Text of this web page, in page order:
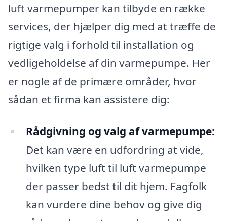
luft varmepumper kan tilbyde en række
services, der hjælper dig med at træffe de
rigtige valg i forhold til installation og
vedligeholdelse af din varmepumpe. Her
er nogle af de primære områder, hvor
sådan et firma kan assistere dig:
Rådgivning og valg af varmepumpe:
Det kan være en udfordring at vide,
hvilken type luft til luft varmepumpe
der passer bedst til dit hjem. Fagfolk
kan vurdere dine behov og give dig